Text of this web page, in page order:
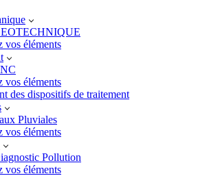
vos éléments
vos éléments
des dispositifs de traitement
Pluviales
vos éléments
Pollution
vos éléments